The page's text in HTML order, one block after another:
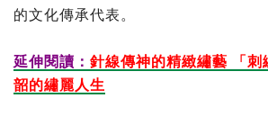
的文化傳承代表。
延伸閱讀： 針線傳神的精緻繡藝 「刺
韶的繡麗人生